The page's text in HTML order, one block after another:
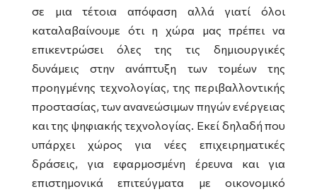
σε μια τέτοια απόφαση αλλά γιατί όλοι
καταλαβαίνουμε ότι η χώρα μας πρέπει να
επικεντρώσει όλες της τις δημιουργικές
δυνάμεις στην ανάπτυξη των τομέων της
προηγμένης τεχνολογίας, της περιβαλλοντικής
προστασίας, των ανανεώσιμων πηγών ενέργειας
και της ψηφιακής τεχνολογίας. Εκεί δηλαδή που
υπάρχει χώρος για νέες επιχειρηματικές
δράσεις, για εφαρμοσμένη έρευνα και για
επιστημονικά επιτεύγματα με οικονομικό